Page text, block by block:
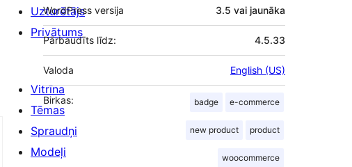
WordPress versija 3.5 vai jaunāka
Pārbaudīts līdz: 4.5.33
Valoda English (US)
Birkas: badge e-commerce
new product product
woocommerce
Uzturētājs
Privātums
Vitrīna
Tēmas
Spraudņi
Modeļi